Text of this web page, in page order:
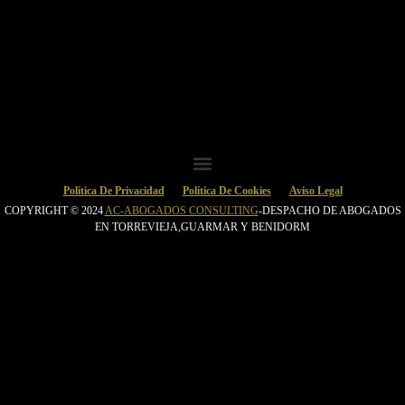
Política De Privacidad Política De Cookies
Aviso Legal
COPYRIGHT © 2024AC-ABOGADOS CONSULTING-DESPACHO DE ABOGADOS
EN TORREVIEJA,GUARMAR Y BENIDORM